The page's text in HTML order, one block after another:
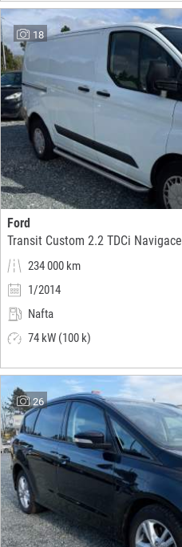
18
Ford
Transit Custom 2.2 TDCi Navigace
234 000 km
1/2014
Nafta
74 kW (100 k)
26